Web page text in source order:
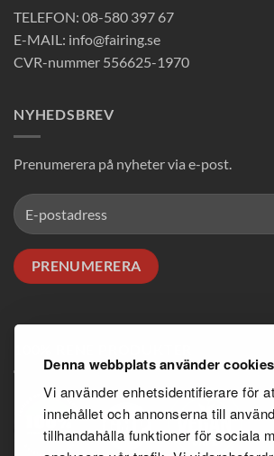
Denna webbplats använder cookies
Vi använder enhetsidentifierare för
innehållet och annonserna till
tillhandahålla funktioner för sociala
TELEFON: 08-580 397 67
E-MAIL: info@fairing.se
CVR-nummer 556625-1970
NYHEDSBREV
Prenumerera på nyheter via e-post.